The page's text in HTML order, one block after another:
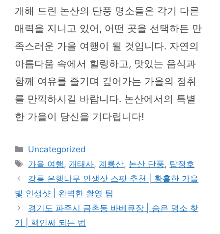
개해 드린 논산의 단풍 명소들은 각기 다른
매력을 지니고 있어, 어떤 곳을 선택하든 만
족스러운 가을 여행이 될 것입니다. 자연의
아름다움 속에서 힐링하고, 맛있는 음식과
함께 여유를 즐기며 깊어가는 가을의 정취
를 만끽하시길 바랍니다. 논산에서의 특별
한 가을이 당신을 기다립니다!
카
테
리
Uncategorized
태
그
가을 여행, 개태사, 계룡산, 논산 단풍, 탑정호
강릉 은행나무 인생샷 스팟 추천 | 황홀한 가을
빛 인생샷 | 완벽한 촬영 팁
경기도 파주시 금촌동 바베큐장 | 숨은 명소 찾
기 | 핵인싸 되는 법